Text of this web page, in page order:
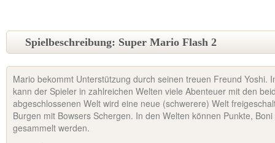
Spielbeschreibung: Super Mario Flash 2
Mario bekommt Unterstützung durch seinen treuen Freund Yoshi.
kann der Spieler in zahlreichen Welten viele Abenteuer mit den
abgeschlossenen Welt wird eine neue (schwerere) Welt
Burgen mit Bowsers Schergen. In den Welten können Punkte,
gesammelt werden.